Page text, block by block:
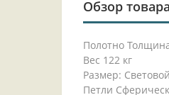
Обзор товара
Полотно
Вес 122 кг
Размер:
Петли